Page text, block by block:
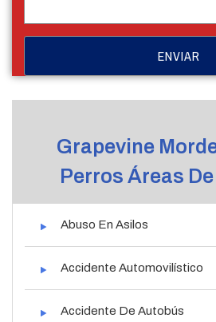
Grapevine
Perros Áreas
Abuso En Asilos
Accidente Automovilístico
Accidente De Autobús